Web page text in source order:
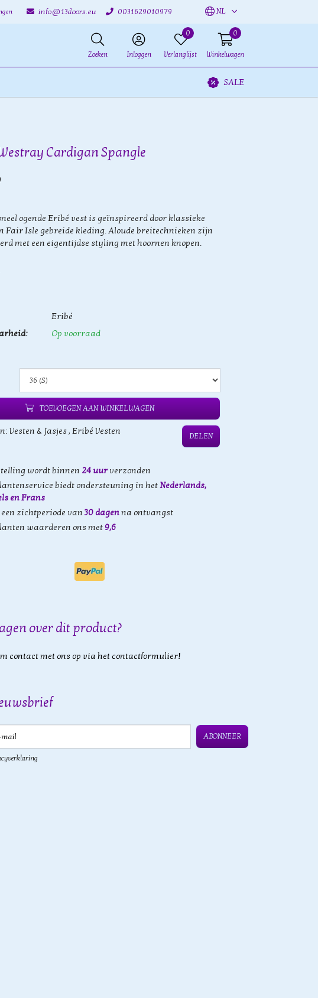
info@13doors.eu 0031629010979 NL
Zoeken Inloggen
0
Verlanglijst
0
Winkelwagen
SALE
Cardigan Spangle
ogende Eribé vest is geïnspireerd door klassieke
Fair Isle gebreide kleding. Aloude breitechnieken zijn
met een eigentijdse styling met hoornen knopen.
Eribé
Op voorraad
TOEVOEGEN AAN WINKELWAGEN
Vesten & Jasjes, Eribé Vesten DELEN
wordt binnen 24 uurverzonden
biedt ondersteuning in hetNederlands,
en Frans
een zichtperiode van30 dagenna ontvangst
waarderen ons met 9,6
over dit product?
contact met ons op via het contactformulier!
ABONNEER